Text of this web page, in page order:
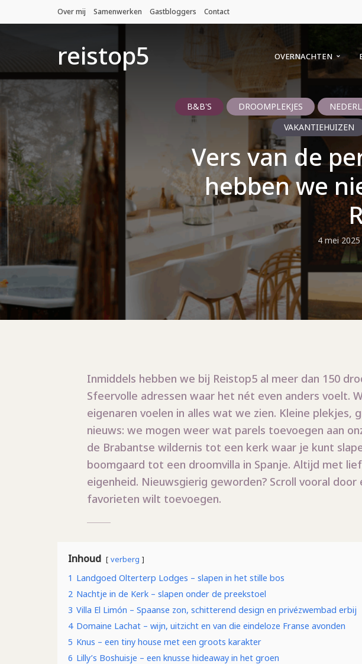
Over mij Samenwerken Gastbloggers Contact
reistop5 OVERNACHTEN
B&B'S DROOMPLEKJES
VAKANTIEHUIZEN
Vers van de
hebben we
4 mei 2025
Inmiddels hebben we bij Reistop5 al meer dan 150
Sfeervolle adressen waar het nét even anders voelt.
eigenaren voelen in alles wat we zien. Kleine plekjes,
nieuws: we mogen weer wat parels toevoegen aan
de Brabantse wildernis tot een kerk waar je kunt
boomgaard tot een droomvilla in Spanje. Altijd met
eigenheid. Nieuwsgierig geworden? Scroll vooral
favorieten wilt toevoegen.
Inhoud verberg
1 Landgoed Olterterp Lodges – slapen in het stille bos
2 Nachtje in de Kerk – slapen onder de preekstoel
3 Villa El Limón – Spaanse zon, schitterend design en privézwembad erbij
4 Domaine Lachat – wijn, uitzicht en van die eindeloze Franse avonden
5 Knus – een tiny house met een groots karakter
6 Lilly’s Boshuisje – een knusse hideaway in het groen